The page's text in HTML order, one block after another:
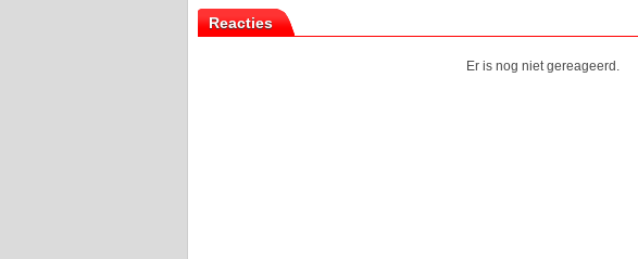
Reacties
Er is nog niet gereageerd.